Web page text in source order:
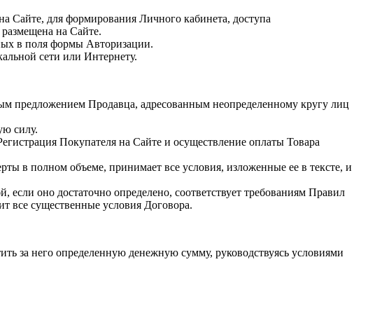
для формирования Личного кабинета, доступа
на Сайте.
в поля формы Авторизации.
сети или Интернету.
предложением Продавца, адресованным неопределенному кругу лиц
силу.
Покупателя на Сайте и осуществление оплаты Товара
в полном объеме, принимает все условия, изложенные ее в тексте, и
оно достаточно определено, соответствует требованиям Правил
все существенные условия Договора.
за него определенную денежную сумму, руководствуясь условиями